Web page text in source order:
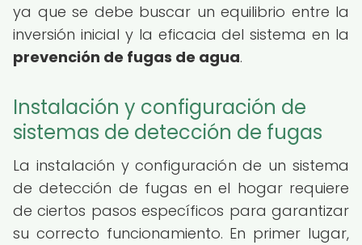
ya que se debe buscar un equilibrio entre la
inversión inicial y la eficacia del sistema en la
prevención de fugas de agua.
Instalación y configuración de
sistemas de detección de fugas
La instalación y configuración de un sistema
de detección de fugas en el hogar requiere
de ciertos pasos específicos para garantizar
su correcto funcionamiento. En primer lugar,